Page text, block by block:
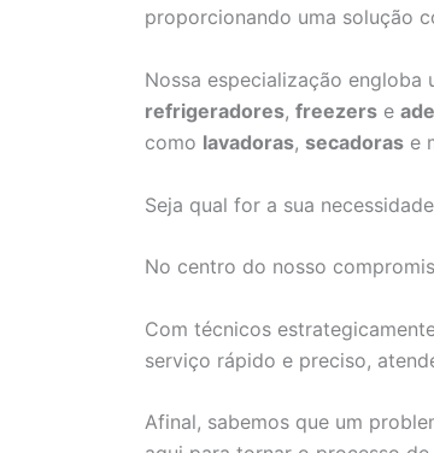
proporcionando uma solução
Nossa especialização
refrigeradores, freezers e
como lavadoras, secadoras e
Seja qual for a sua
No centro do nosso
Com técnicos
serviço rápido e preciso,
Afinal, sabemos que um